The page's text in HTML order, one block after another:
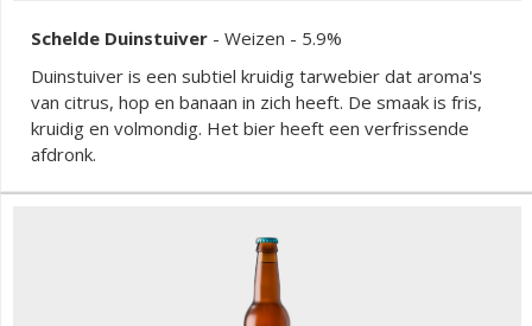
Schelde Duinstuiver - Weizen - 5.9%
Duinstuiver is een subtiel kruidig tarwebier dat aroma's
van citrus, hop en banaan in zich heeft. De smaak is fris,
kruidig en volmondig. Het bier heeft een verfrissende
afdronk.